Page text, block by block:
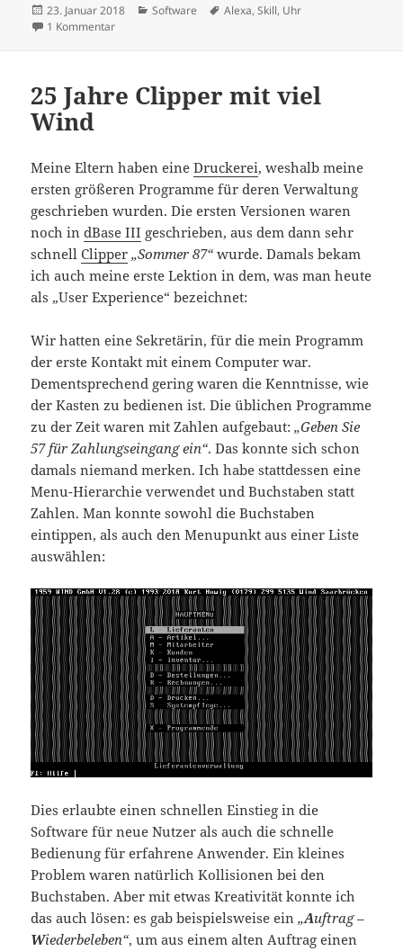
Veröffentlicht
am
23. Januar 2018 Kategorien
Software Schlagwörter
Alexa,Skill, Uhr
1 Kommentarzu Ungenaue Uhr
25 Jahre Clipper mit viel
Wind
Meine Eltern haben eineDruckerei, weshalb meine
ersten größeren Programme für deren Verwaltung
geschrieben wurden. Die ersten Versionen waren
noch indBase III geschrieben, aus dem dann sehr
schnellClipper „Sommer 87“wurde. Damals bekam
ich auch meine erste Lektion in dem, was man heute
als „User Experience“ bezeichnet:
Wir hatten eine Sekretärin, für die mein Programm
der erste Kontakt mit einem Computer war.
Dementsprechend gering waren die Kenntnisse, wie
der Kasten zu bedienen ist. Die üblichen Programme
zu der Zeit waren mit Zahlen aufgebaut:„Geben Sie
57 für Zahlungseingang ein“. Das konnte sich schon
damals niemand merken. Ich habe stattdessen eine
Menu-Hierarchie verwendet und Buchstaben statt
Zahlen. Man konnte sowohl die Buchstaben
eintippen, als auch den Menupunkt aus einer Liste
auswählen:
Dies erlaubte einen schnellen Einstieg in die
Software für neue Nutzer als auch die schnelle
Bedienung für erfahrene Anwender. Ein kleines
Problem waren natürlich Kollisionen bei den
Buchstaben. Aber mit etwas Kreativität konnte ich
das auch lösen: es gab beispielsweise ein„Auftrag –
Wiederbeleben“, um aus einem alten Auftrag einen